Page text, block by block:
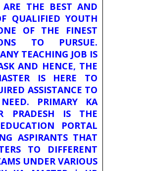
ARE THE BEST AND
QUALIFIED YOUTH
OF THE FINEST
TO PURSUE.
TEACHING JOB IS
AND HENCE, THE
IS HERE TO
ASSISTANCE TO
PRIMARY KA
PRADESH IS THE
PORTAL
ASPIRANTS THAT
TO DIFFERENT
UNDER VARIOUS